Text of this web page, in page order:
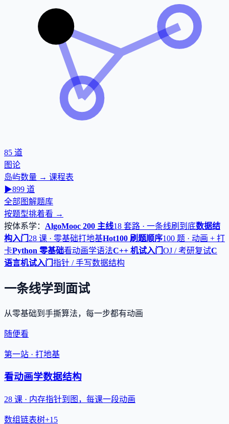
85 道
图论
岛屿数量 → 课程表
▶899 道
全部图解题库
按题型挑着看 →
按体系学： AlgoMooc 200 主线18 套路 · 一条线刷到底数据结
构入门 28 课 · 零基础打地基Hot100 刷题顺序100 题 · 动画 + 打
卡Python 零基础看动画学语法C++ 机试入门 OJ / 考研复试C
语言机试入门 指针 / 手写数据结构
一条线学到面试
从零基础到手撕算法，每一步都有动画
随便看
第一站 · 打地基
看动画学数据结构
28 课 · 内存指针到图，每课一段动画
数组链表树+15